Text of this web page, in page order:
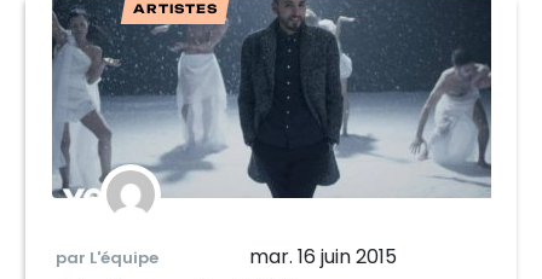
ARTISTES
par L'équipe mar. 16 juin 2015